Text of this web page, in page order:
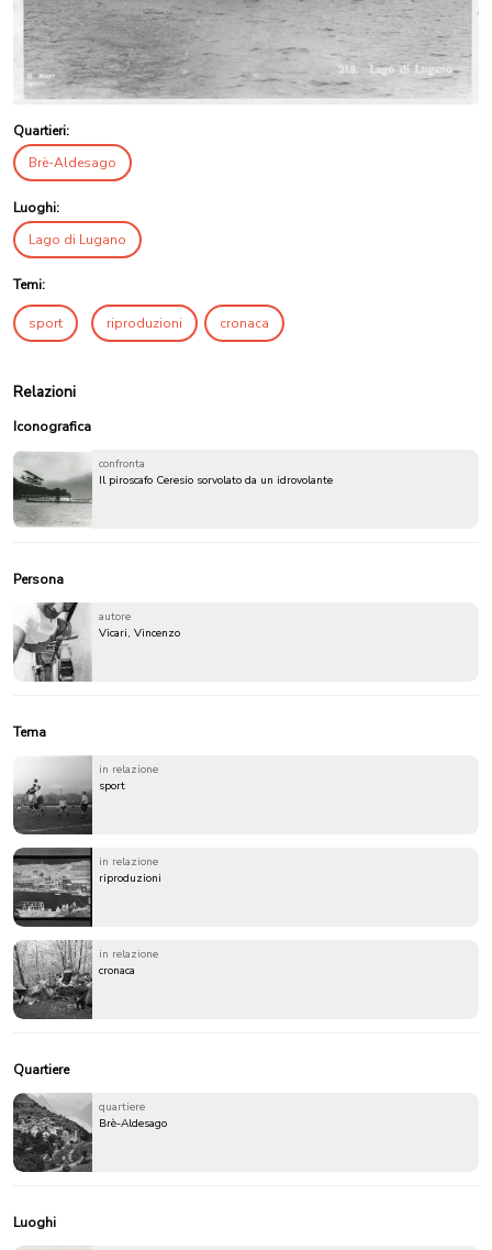
Quartieri:
Brè-Aldesago
Luoghi:
Lago di Lugano
Temi:
sport riproduzioni cronaca
Relazioni
Iconografica
confronta
Il piroscafo Ceresio sorvolato da un idrovolante
Persona
autore
Vicari, Vincenzo
Tema
in relazione
sport
in relazione
riproduzioni
in relazione
cronaca
Quartiere
quartiere
Brè-Aldesago
Luoghi